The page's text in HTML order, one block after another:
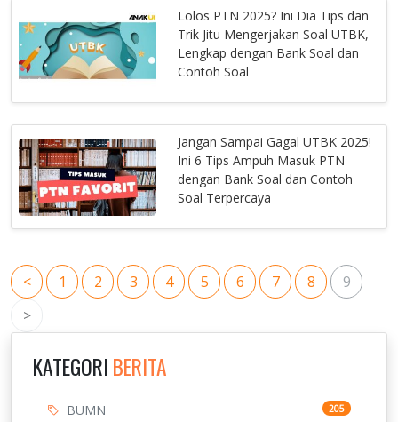
Lolos PTN 2025? Ini Dia Tips dan
Trik Jitu Mengerjakan Soal UTBK,
Lengkap dengan Bank Soal dan
Contoh Soal
Jangan Sampai Gagal UTBK 2025!
Ini 6 Tips Ampuh Masuk PTN
dengan Bank Soal dan Contoh
Soal Terpercaya
< 1 2 3 4 5 6 7 8
9
>
KATEGORI BERITA
BUMN 205